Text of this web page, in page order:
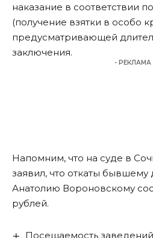
наказание в соответствии
(получение взятки в особо
предусматривающей
заключения.
- РЕКЛАМА
Напомним, что на суде в
заявил, что откаты бывшему
Анатолию Вороновскому
рублей.
Посещаемость